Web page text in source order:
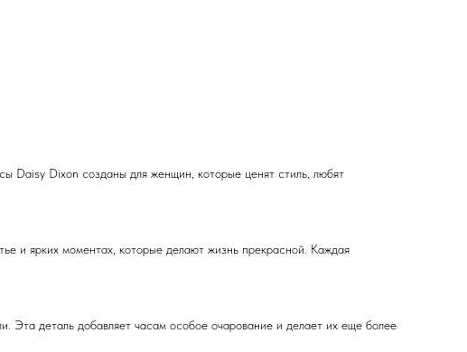
Daisy Dixon созданы для женщин, которые ценят стиль, любят
и ярких моментах, которые делают жизнь прекрасной. Каждая
деталь добавляет часам особое очарование и делает их еще более